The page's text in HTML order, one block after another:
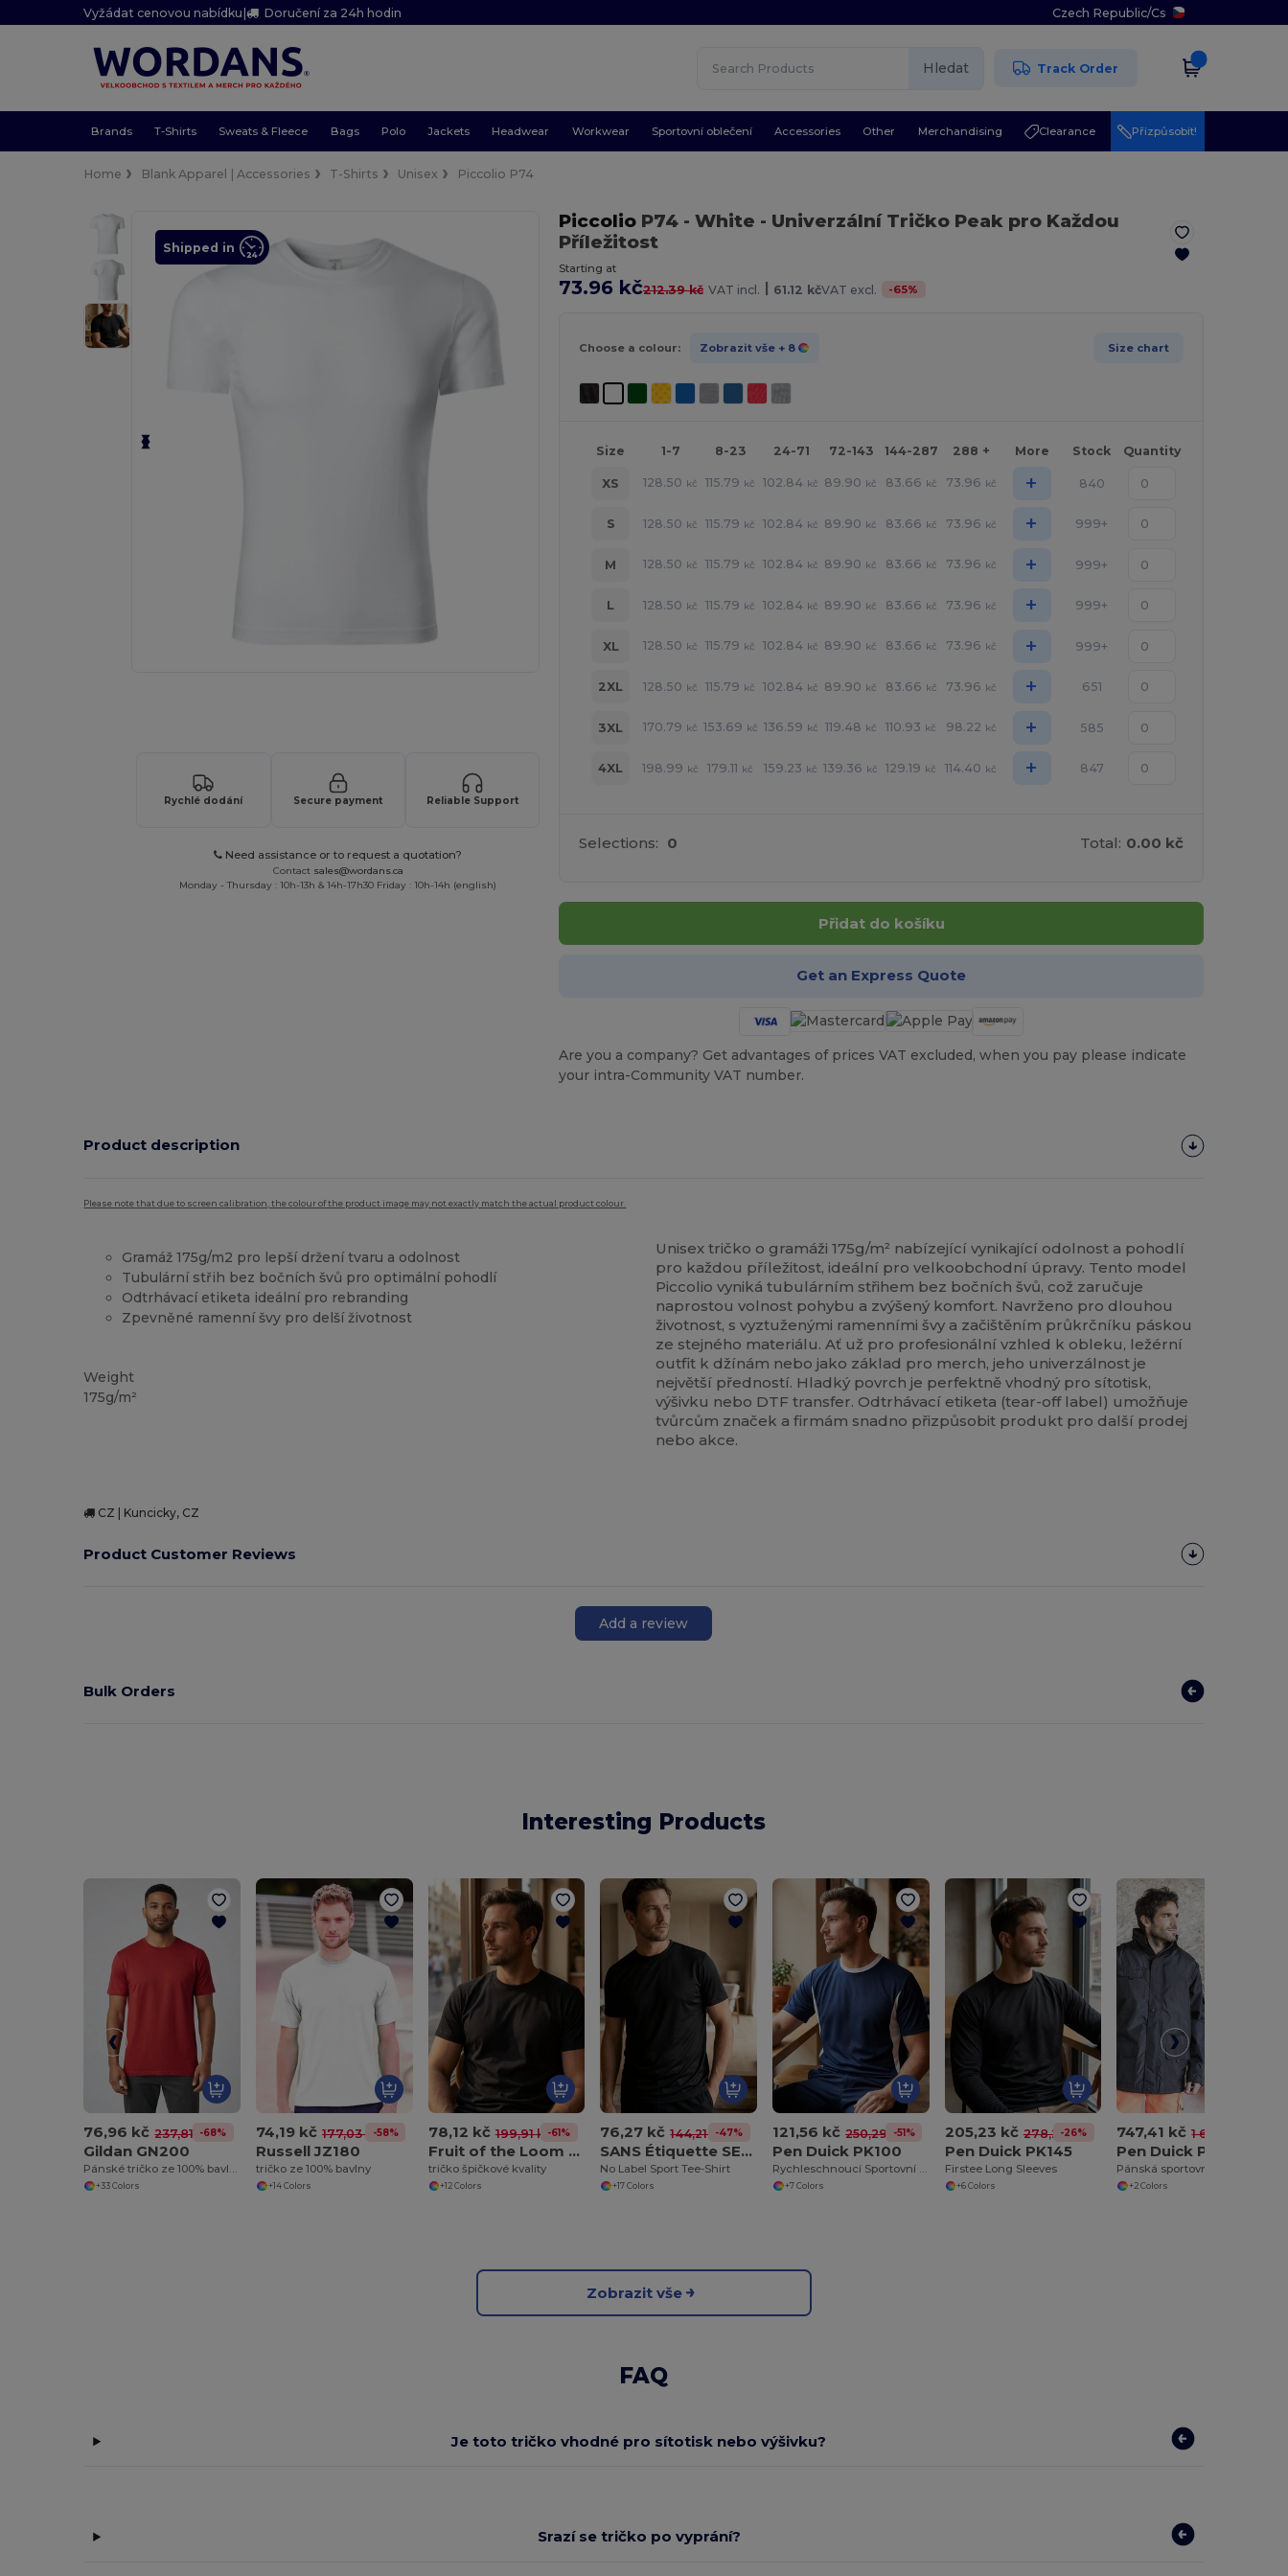
Vyžádat cenovou nabídku| Doručení za 24h hodin Czech Republic/Cs
Hledat Track Order
Brands T-Shirts Sweats & Fleece Bags Polo Jackets Headwear Workwear Sportovní oblečení Accessories Other Merchandising Clearance Přizpůsobit!
Home Blank Apparel | Accessories T-Shirts Unisex Piccolio P74
Shipped in
Rychlé dodání Secure payment Reliable Support
Need assistance or to request a quotation?
Contact sales@wordans.ca
Monday - Thursday : 10h-13h & 14h-17h30 Friday : 10h-14h (english)
PiccolioP74 - White - Univerzální Tričko Peak pro Každou
Příležitost
Starting at
73.96 kč212.39 kč VAT incl. | 61.12 kčVAT excl. -65%
Choose a colour: Zobrazit vše + 8 Size chart
Size 1-7 8-23 24-71 72-143 144-287 288 + More Stock Quantity
XS 128.50 kč 115.79 kč 102.84 kč 89.90 kč 83.66 kč 73.96 kč + 840
S 128.50 kč 115.79 kč 102.84 kč 89.90 kč 83.66 kč 73.96 kč + 999+
M 128.50 kč 115.79 kč 102.84 kč 89.90 kč 83.66 kč 73.96 kč + 999+
L 128.50 kč 115.79 kč 102.84 kč 89.90 kč 83.66 kč 73.96 kč + 999+
XL 128.50 kč 115.79 kč 102.84 kč 89.90 kč 83.66 kč 73.96 kč + 999+
2XL 128.50 kč 115.79 kč 102.84 kč 89.90 kč 83.66 kč 73.96 kč + 651
3XL 170.79 kč 153.69 kč 136.59 kč 119.48 kč 110.93 kč 98.22 kč + 585
4XL 198.99 kč 179.11 kč 159.23 kč 139.36 kč 129.19 kč 114.40 kč + 847
Selections: 0 Total: 0.00 kč
Přidat do košíku
Get an Express Quote
Are you a company? Get advantages of prices VAT excluded, when you pay please indicate
your intra-Community VAT number.
Product description
Please note that due to screen calibration, the colour of the product image may not exactly match the actual product colour.
Gramáž 175g/m2 pro lepší držení tvaru a odolnost
Tubulární střih bez bočních švů pro optimální pohodlí
Odtrhávací etiketa ideální pro rebranding
Zpevněné ramenní švy pro delší životnost
Weight
175g/m²
Unisex tričko o gramáži 175g/m² nabízející vynikající odolnost a pohodlí
pro každou příležitost, ideální pro velkoobchodní úpravy. Tento model
Piccolio vyniká tubulárním střihem bez bočních švů, což zaručuje
naprostou volnost pohybu a zvýšený komfort. Navrženo pro dlouhou
životnost, s vyztuženými ramenními švy a začištěním průkrčníku páskou
ze stejného materiálu. Ať už pro profesionální vzhled k obleku, ležérní
outfit k džínám nebo jako základ pro merch, jeho univerzálnost je
největší předností. Hladký povrch je perfektně vhodný pro sítotisk,
výšivku nebo DTF transfer. Odtrhávací etiketa (tear-off label) umožňuje
tvůrcům značek a firmám snadno přizpůsobit produkt pro další prodej
nebo akce.
CZ | Kuncicky, CZ
Product Customer Reviews
Add a review
Bulk Orders
Interesting Products
76,96 kč 237,81 kč-68%
Gildan GN200
Pánské tričko ze 100% bavlny Ultra-T
+33 Colors
74,19 kč 177,03 kč-58%
Russell JZ180
tričko ze 100% bavlny
+14 Colors
78,12 kč 199,91 kč-61%
Fruit of the Loom SC210
tričko špičkové kvality
+12 Colors
76,27 kč 144,21 kč-47%
SANS Étiquette SE100
No Label Sport Tee-Shirt
+17 Colors
121,56 kč 250,29 kč-51%
Pen Duick PK100
Rychleschnoucí Sportovní Tričko Prodyšné
+7 Colors
205,23 kč 278,26 kč
-26%
Pen Duick PK145
Firstee Long Sleeves
+6 Colors
747,41 kč 1 641,57 kč
Pen Duick PK550
Pánská sportovní parka
+2 Colors
Zobrazit vše
FAQ
Je toto tričko vhodné pro sítotisk nebo výšivku?
Srazí se tričko po vyprání?